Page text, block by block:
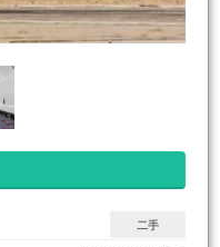
二手